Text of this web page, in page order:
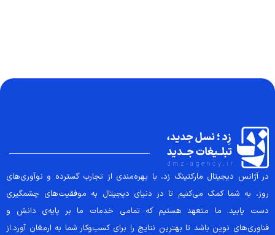
در آژانس دیجیتال مارکتینگ زد، با بهره‌مندی از تجارب گسترده و نوآوری‌های
روز، به شما کمک می‌کنیم تا در دنیای دیجیتال به موفقیت‌های چشمگیری
دست یابید. ما متعهد هستیم که تمامی خدمات ما بر پایه‌ی دانش و
فناوری‌های نوین باشد تا بهترین نتایج را برای کسب‌وکار شما به ارمغان آورد.از